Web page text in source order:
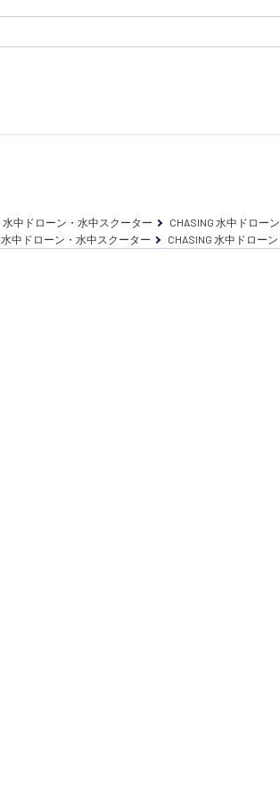
水中ドローン・水中スクーター CHASING 水中ドローン
水中ドローン・水中スクーター CHASING 水中ドローン